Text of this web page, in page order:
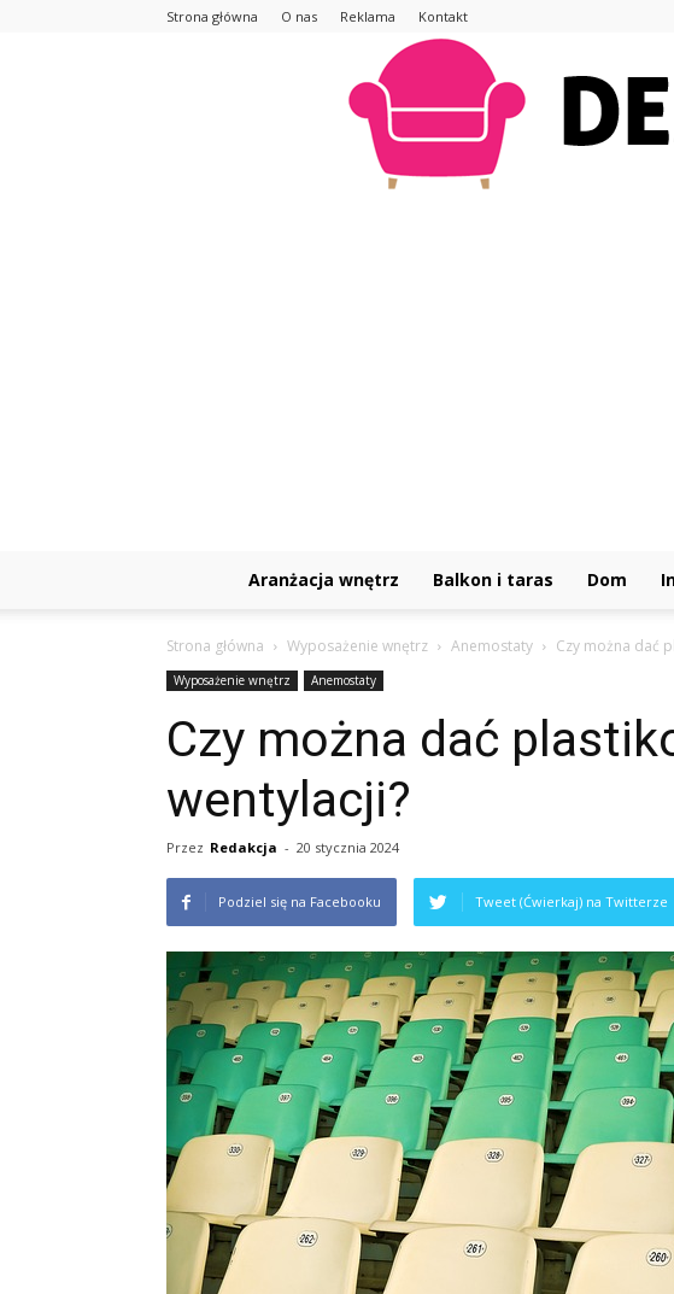
Strona główna O nas Reklama Kontakt
Aranżacja wnętrz Balkon i taras Dom
Strona główna Wyposażenie wnętrz Anemostaty Czy można dać
Wyposażenie wnętrz Anemostaty
Czy można dać
wentylacji?
Przez Redakcja - 20 stycznia 2024
Podziel się na Facebooku Tweet (Ćwierkaj) na Twitterze